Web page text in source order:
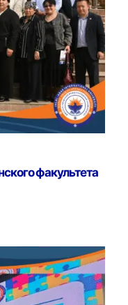
факультета